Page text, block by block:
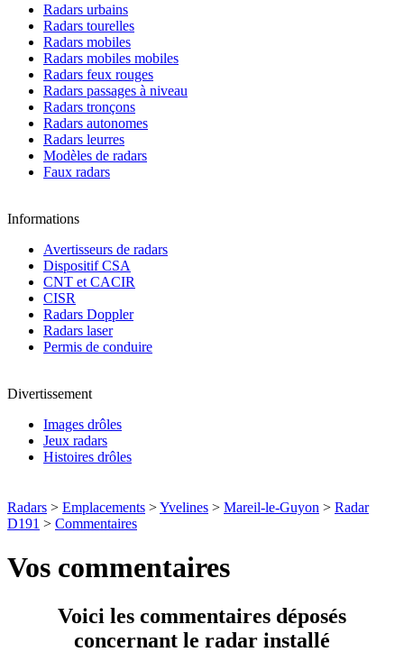
Radars urbains
Radars tourelles
Radars mobiles
Radars mobiles mobiles
Radars feux rouges
Radars passages à niveau
Radars tronçons
Radars autonomes
Radars leurres
Modèles de radars
Faux radars
Informations
Avertisseurs de radars
Dispositif CSA
CNT et CACIR
CISR
Radars Doppler
Radars laser
Permis de conduire
Divertissement
Images drôles
Jeux radars
Histoires drôles
Radars > Emplacements >Yvelines > Mareil-le-Guyon > Radar
D191 > Commentaires
Vos commentaires
Voici les commentaires déposés
concernant le radar installé